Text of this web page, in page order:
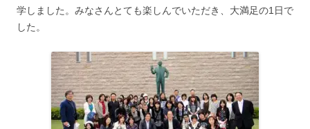
学しました。みなさんとても楽しんでいただき、大満足の1日で
した。